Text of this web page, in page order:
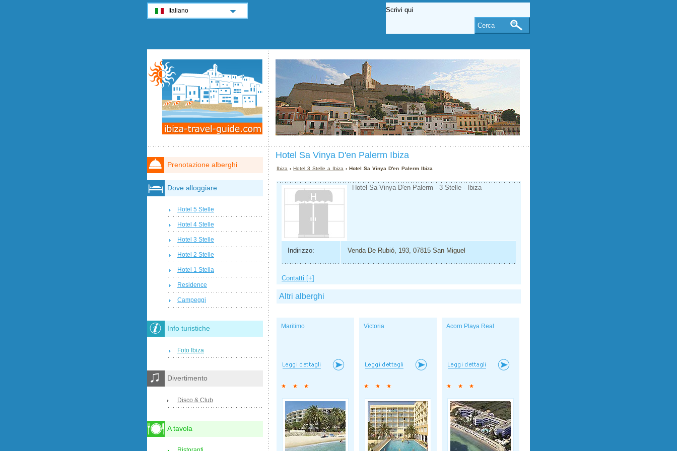
Hotel Sa Vinya D'en Palerm Ibiza
Ibiza ›Hotel 3 Stelle a Ibiza › Hotel Sa Vinya D'en Palerm Ibiza
Hotel Sa Vinya D'en Palerm - 3 Stelle - Ibiza
Indirizzo: Venda De Rubió, 193, 07815 San Miguel
Contatti [+]
Altri alberghi
Maritimo Victoria Acorn Playa Real
Prenotazione alberghi
Dove alloggiare
Hotel 5 Stelle
Hotel 4 Stelle
Hotel 3 Stelle
Hotel 2 Stelle
Hotel 1 Stella
Residence
Campeggi
Info turistiche
Foto Ibiza
Divertimento
Disco & Club
A tavola
Italiano
Cerca